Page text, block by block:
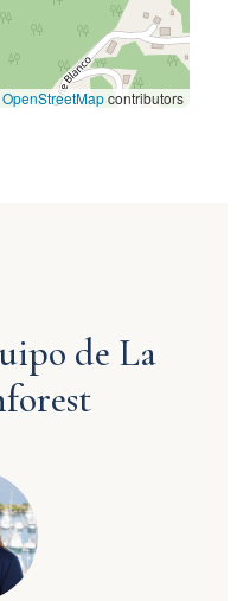
OpenStreetMapcontributors
de La